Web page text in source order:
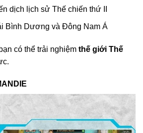
dịch lịch sử Thế chiến thứ II
Bình Dương và Đông Nam Á
có thể trải nghiệm thế giới Thế